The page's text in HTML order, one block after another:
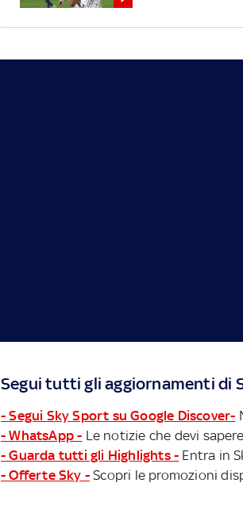
Segui tutti gli aggiornamenti di
- Segui Sky Sport su Google Discover-
- WhatsApp - Le notizie che devi
- Guarda tutti gli Highlights - Entra in
- Offerte Sky - Scopri le promozioni